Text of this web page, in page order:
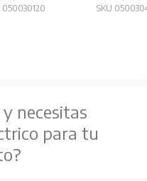
050030120 SKU
necesitas
para tu